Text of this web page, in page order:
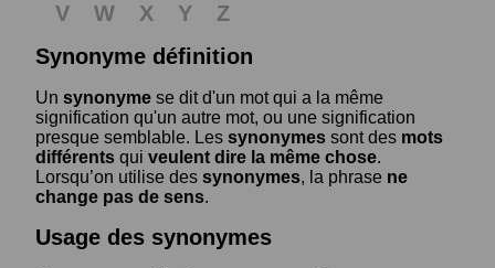
V W X Y
Z
Synonyme définition
Un synonyme se dit d'un mot qui a la même
signification qu'un autre mot, ou une signification
presque semblable. Les synonymes sont des mots
différents qui veulent dire la même chose.
Lorsqu’on utilise des synonymes, la phrase ne
change pas de sens.
Usage des synonymes